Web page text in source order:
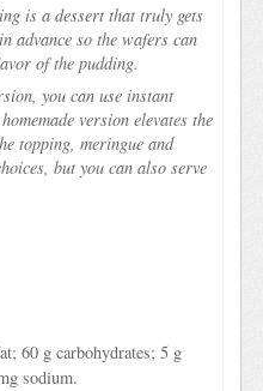
is a dessert that truly gets
advance so the wafers can
of the pudding.
you can use instant
version elevates the
topping, meringue and
but you can also serve
60 g carbohydrates; 5 g
sodium.